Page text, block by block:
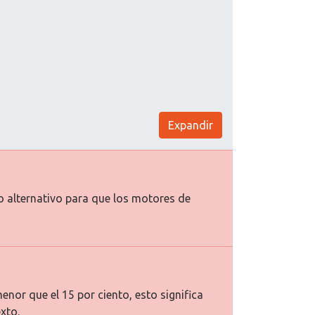
Expandir
alternativo para que los motores de
que el 15 por ciento, esto significa